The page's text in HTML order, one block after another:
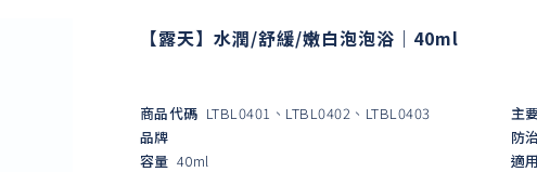
【露天】水潤/舒緩/嫩白泡泡浴｜40ml
商品代碼 LTBL0401、LTBL0402、LTBL0403
品牌
容量 40ml
主
防
適